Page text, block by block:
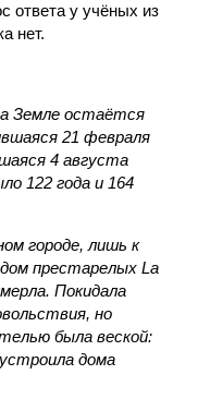
ответа у учёных из
нет.
Земле остаётся
21 февраля
4 августа
122 года и 164
городе, лишь к
престарелых La
Покидала
но
была веской:
дома